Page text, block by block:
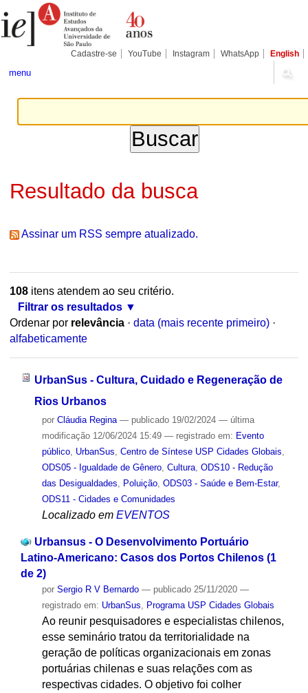
para
conteúdo.
Pessoais
Cadastre-se YouTube Instagram WhatsApp English
menu
Resultado da busca
Assinar um RSS sempre atualizado.
108itens atendem ao seu critério.
Filtrar os resultados
Ordenar por relevância · data (mais recente primeiro) ·
alfabeticamente
UrbanSus - Cultura, Cuidado e Regeneração de
Rios Urbanos
por Cláudia Regina — publicado19/02/2024 — última
modificação12/06/2024 15:49 — registrado em: Evento
público, UrbanSus Centro de Síntese USP Cidades Globais
ODS05 - Igualdade de Gênero, Cultura, ODS10 - Redução
das Desigualdades
Poluição, ODS03 - Saúde e Bem-Estar,
ODS11 - Cidades e Comunidades
Localizado em EVENTOS
Urbansus - O Desenvolvimento Portuário
Latino-Americano: Casos dos Portos Chilenos (1
de 2)
por Sergio R V Bernardo — publicado25/11/2020 —
registrado em: UrbanSus Programa USP Cidades Globais
Ao reunir pesquisadores e especialistas chilenos,
esse seminário tratou da territorialidade na
geração de políticas organizacionais em zonas
portuárias chilenas e suas relações com as
respectivas cidades. O objetivo foi colher